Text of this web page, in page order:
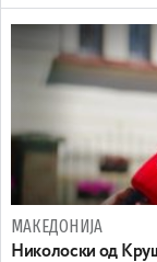
МАКЕДОНИЈА
Николоски од